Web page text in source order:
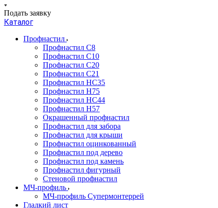
Подать заявку
Каталог
Профнастил
Профнастил С8
Профнастил С10
Профнастил С20
Профнастил С21
Профнастил НС35
Профнастил Н75
Профнастил HC44
Профнастил Н57
Окрашенный профнастил
Профнастил для забора
Профнастил для крыши
Профнастил оцинкованный
Профнастил под дерево
Профнастил под камень
Профнастил фигурный
Стеновой профнастил
МЧ-профиль
МЧ-профиль Супермонтеррей
Гладкий лист